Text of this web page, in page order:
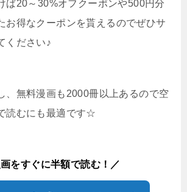
ば20～30%オフクーポンや500円分
お得なクーポンを貰えるのでぜひサ
ください♪
、無料漫画も2000冊以上あるので空
読むにも最適です☆
をすぐに半額で読む！／